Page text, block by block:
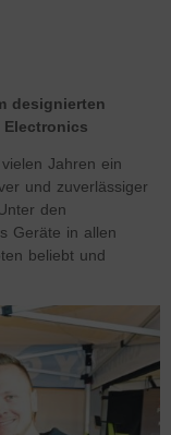
designierten
Jahren ein
und zuverlässiger
den
Geräte in allen
beliebt und